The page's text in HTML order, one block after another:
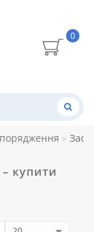
0
купити